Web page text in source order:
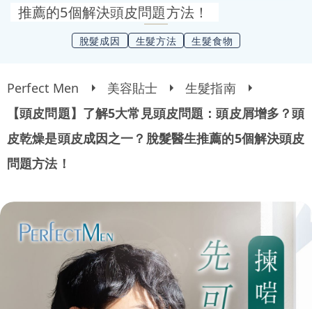
推薦的5個解決頭皮問題方法！
脫髮成因 生髮方法 生髮食物
Perfect Men 美容貼士
生髮指南
【頭皮問題】了解5大常見頭皮問題：頭皮屑增多？頭
皮乾燥是頭皮成因之一？脫髮醫生推薦的5個解決頭皮
問題方法！